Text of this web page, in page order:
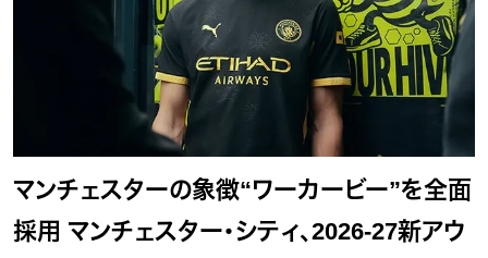
マンチェスターの象徴“ワーカービー”を全面
採用 マンチェスター・シティ、2026-27新アウ